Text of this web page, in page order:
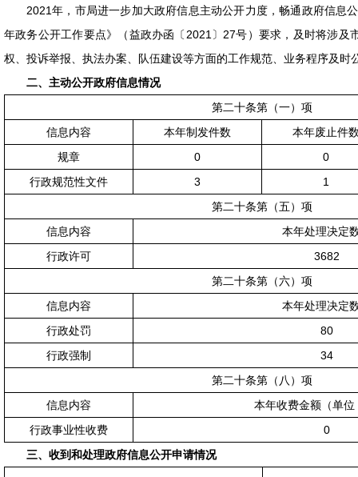
2021年，市局进一步加大政府信息主动公开力度，畅通政府信息
年政务公开工作要点》（益政办函〔2021〕27号）要求，及时将涉及
权、投诉举报、执法办案、队伍建设等方面的工作规范、业务程序及时
二、主动公开政府信息情况
第二十条第（一）项
信息内容
本年制发件数
本年废止件
规章
0
0
行政规范性文件
3
1
第二十条第（五）项
信息内容
本年处理决定
行政许可
3682
第二十条第（六）项
信息内容
本年处理决定
行政处罚
80
行政强制
34
第二十条第（八）项
信息内容
本年收费金额（单位
行政事业性收费
0
三、收到和处理政府信息公开申请情况